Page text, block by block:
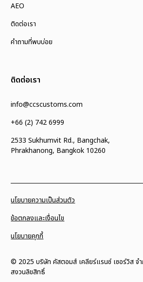
AEO
ติดต่อเรา
คำถามที่พบบ่อย
ติดต่อเรา
info@ccscustoms.com
+66 (2) 742 6999
2533 Sukhumvit Rd., Bangchak,
Phrakhanong, Bangkok 10260
© 2025 บริษัท คัสตอมส์ เคลียร์แรนซ์ เซอร์วิส จ
สงวนลิขสิทธิ์
นโยบายความเป็นส่วนตัว
ข้อตกลงและเงื่อนไข
นโยบายคุกกี้